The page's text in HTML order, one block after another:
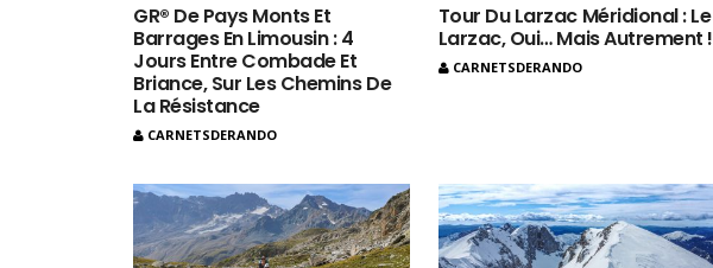
GR® De Pays Monts Et
Barrages En Limousin : 4
Jours Entre Combade Et
Briance, Sur Les Chemins De
La Résistance
CARNETSDERANDO
Tour Du Larzac Méridional : Le
Larzac, Oui… Mais Autrement !
CARNETSDERANDO